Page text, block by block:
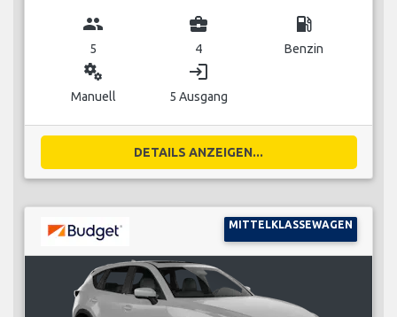
group
5
business_center
4
local_gas_station
Benzin
miscellaneous_services
Manuell
login
5 Ausgang
DETAILS ANZEIGEN...
MITTELKLASSEWAGEN